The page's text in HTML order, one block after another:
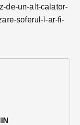
de-un-alt-calator-
soferul-l-ar-fi-